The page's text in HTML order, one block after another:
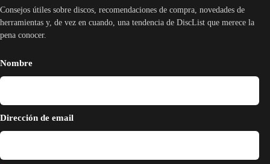
Consejos útiles sobre discos, recomendaciones de compra, novedades de
herramientas y, de vez en cuando, una tendencia de DiscList que merece la
pena conocer.
Nombre
Dirección de email